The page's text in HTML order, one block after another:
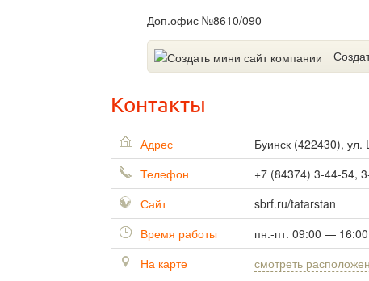
Доп.офис №8610/090
Контакты
Адрес Буинск (422430), ул.
Телефон
+7 (84374) 3-44-54,
Сайт
sbrf.ru/tatarstan
Время работы
пн.-пт. 09:00 —
На карте
смотреть